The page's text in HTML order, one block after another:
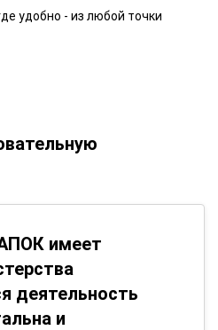
удобно - из любой точки
имеет
деятельность
и